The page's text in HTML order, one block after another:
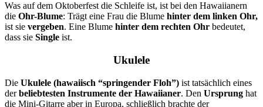
Was auf dem Oktoberfest die Schleife ist, ist bei den Hawaiianern
die Ohr-Blume: Trägt eine Frau die Blume hinter dem linken Ohr,
ist sie vergeben. Eine Blume hinter dem rechten Ohr bedeutet,
dass sie Single ist.
Ukulele
Die Ukulele (hawaiisch “springender Floh”) ist tatsächlich eines
derbeliebtesten Instrumente der Hawaiianer. Den Ursprung hat
die Mini-Gitarre aber in Europa, schließlich brachte der